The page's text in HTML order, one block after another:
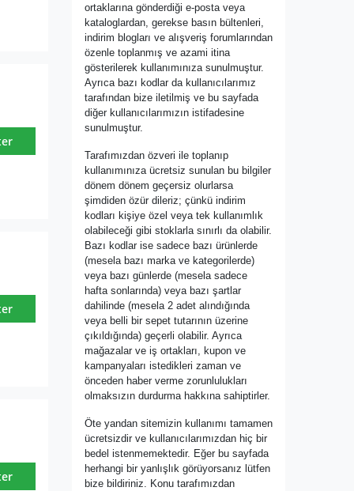
ortaklarına gönderdiği e-posta veya
kataloglardan, gerekse basın bültenleri,
indirim blogları ve alışveriş forumlarından
özenle toplanmış ve azami itina
gösterilerek kullanımınıza sunulmuştur.
Ayrıca bazı kodlar da kullanıcılarımız
tarafından bize iletilmiş ve bu sayfada
diğer kullanıcılarımızın istifadesine
sunulmuştur.
Tarafımızdan özveri ile toplanıp
kullanımınıza ücretsiz sunulan bu bilgiler
dönem dönem geçersiz olurlarsa
şimdiden özür dileriz; çünkü indirim
kodları kişiye özel veya tek kullanımlık
olabileceği gibi stoklarla sınırlı da olabilir.
Bazı kodlar ise sadece bazı ürünlerde
(mesela bazı marka ve kategorilerde)
veya bazı günlerde (mesela sadece
hafta sonlarında) veya bazı şartlar
dahilinde (mesela 2 adet alındığında
veya belli bir sepet tutarının üzerine
çıkıldığında) geçerli olabilir. Ayrıca
mağazalar ve iş ortakları, kupon ve
kampanyaları istedikleri zaman ve
önceden haber verme zorunlulukları
olmaksızın durdurma hakkına sahiptirler.
Öte yandan sitemizin kullanımı tamamen
ücretsizdir ve kullanıcılarımızdan hiç bir
bedel istenmemektedir. Eğer bu sayfada
herhangi bir yanlışlık görüyorsanız lütfen
bize bildiriniz. Konu tarafımızdan